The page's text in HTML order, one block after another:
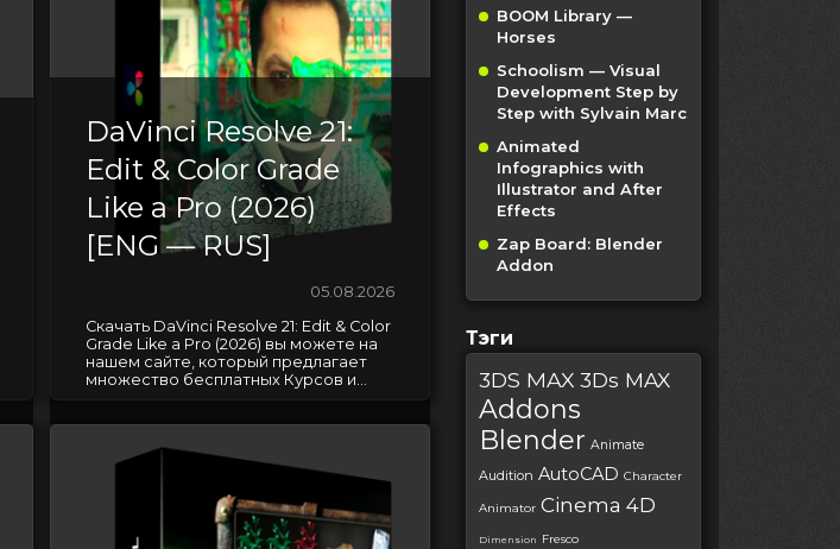
DaVinci Resolve 21:
Edit & Color Grade
Like a Pro (2026)
[ENG — RUS]
05.08.2026
Скачать DaVinci Resolve 21: Edit & Color
Grade Like a Pro (2026) вы можете на
нашем сайте, который предлагает
множество бесплатных Курсов и...
BOOM Library —
Horses
Schoolism — Visual
Development Step by
Step with Sylvain Marc
Animated
Infographics with
Illustrator and After
Effects
Zap Board: Blender
Addon
Тэги
3DS MAX 3Ds MAX
Addons
Blender Animate
Audition AutoCAD Character
Animator Cinema 4D
Dimension Fresco